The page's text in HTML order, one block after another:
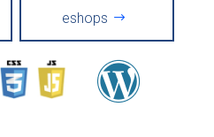
eshops